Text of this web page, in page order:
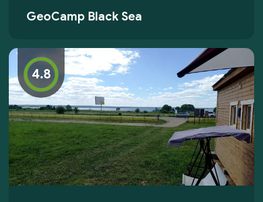
GeoCamp Black Sea
4.8